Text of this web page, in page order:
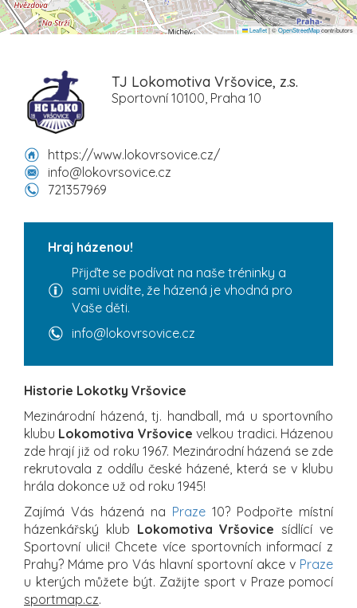
Leaflet|©OpenStreetMapcontributors
TJ Lokomotiva Vršovice, z.s.
Sportovní 10100, Praha 10
https://www.lokovrsovice.cz/
info@lokovrsovice.cz
721357969
Hraj házenou!
Přijďte se podívat na naše tréninky a
sami uvidíte, že házená je vhodná pro
Vaše děti.
info@lokovrsovice.cz
Historie Lokotky Vršovice
Mezinárodní házená, tj. handball, má u sportovního
klubu Lokomotiva Vršovice velkou tradici. Házenou
zde hrají již od roku 1967. Mezinárodní házená se zde
rekrutovala z oddílu české házené, která se v klubu
hrála dokonce už od roku 1945!
Zajímá Vás házená na Praze 10? Podpořte místní
házenkářský klub Lokomotiva Vršovice sídlící ve
Sportovní ulici! Chcete více sportovních informací z
Prahy? Máme pro Vás hlavní sportovní akce v Praze
u kterých můžete být. Zažijte sport v Praze pomocí
sportmap.cz.